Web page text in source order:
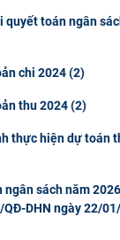
quyết toán ngân
chi 2024 (2)
thu 2024 (2)
thực hiện dự toán
ngân sách năm
QĐ-DHN ngày 22/